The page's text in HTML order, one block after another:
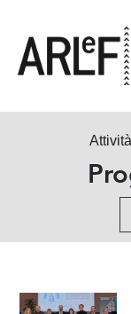
Attività